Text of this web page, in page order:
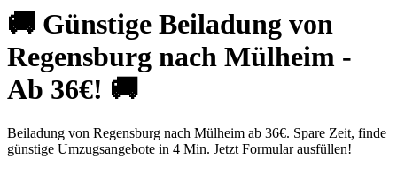
🚚 Günstige Beiladung von
Regensburg nach Mülheim -
Ab 36€! 🚚
Beiladung von Regensburg nach Mülheim ab 36€. Spare Zeit, finde
günstige Umzugsangebote in 4 Min. Jetzt Formular ausfüllen!